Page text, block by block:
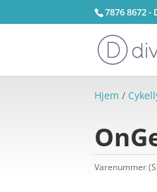
7876 8672
Hjem /
Varenummer